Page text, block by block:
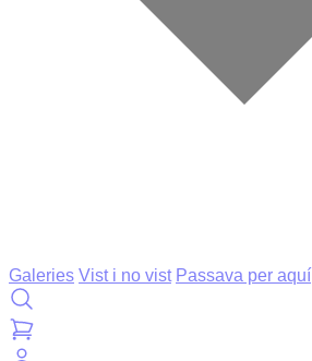
Galeries Vist i no vist Passava per aquí